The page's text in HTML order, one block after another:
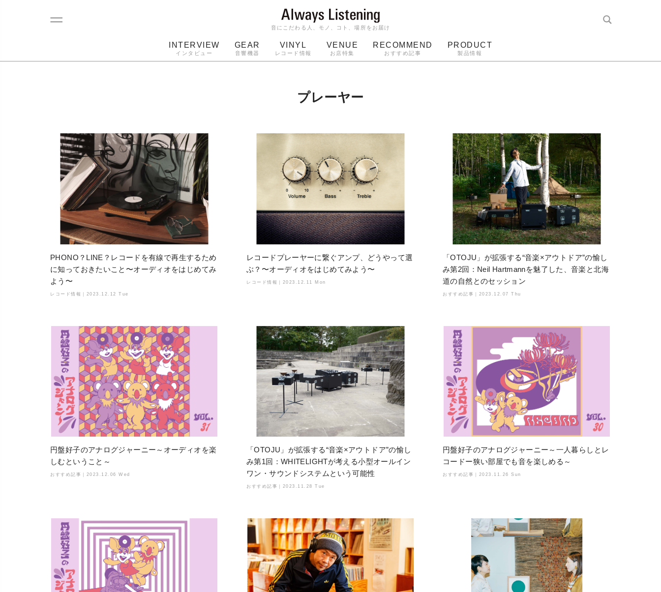
音にこだわる人、モノ、コト、場所をお届け
INTERVIEW
インタビュー
GEAR
音響機器
VINYL
レコード情報
VENUE
お店特集
RECOMMEND
おすすめ記事
PRODUCT
製品情報
プレーヤー
PHONO？LINE？レコードを有線で再生するため
に知っておきたいこと〜オーディオをはじめてみ
よう〜
レコード情報｜ 2023.12.12 Tue
レコードプレーヤーに繋ぐアンプ、どうやって選
ぶ？〜オーディオをはじめてみよう〜
レコード情報｜ 2023.12.11 Mon
「OTOJU」が拡張する“音楽×アウトドア”の愉し
み第2回：Neil Hartmannを魅了した、音楽と北海
道の自然とのセッション
おすすめ記事｜ 2023.12.07 Thu
円盤好子のアナログジャーニー～オーディオを楽
しむということ～
おすすめ記事｜ 2023.12.06 Wed
「OTOJU」が拡張する“音楽×アウトドア”の愉し
み第1回：WHITELIGHTが考える小型オールイン
ワン・サウンドシステムという可能性
おすすめ記事｜ 2023.11.28 Tue
円盤好子のアナログジャーニー～一人暮らしとレ
コードー狭い部屋でも音を楽しめる～
おすすめ記事｜ 2023.11.26 Sun